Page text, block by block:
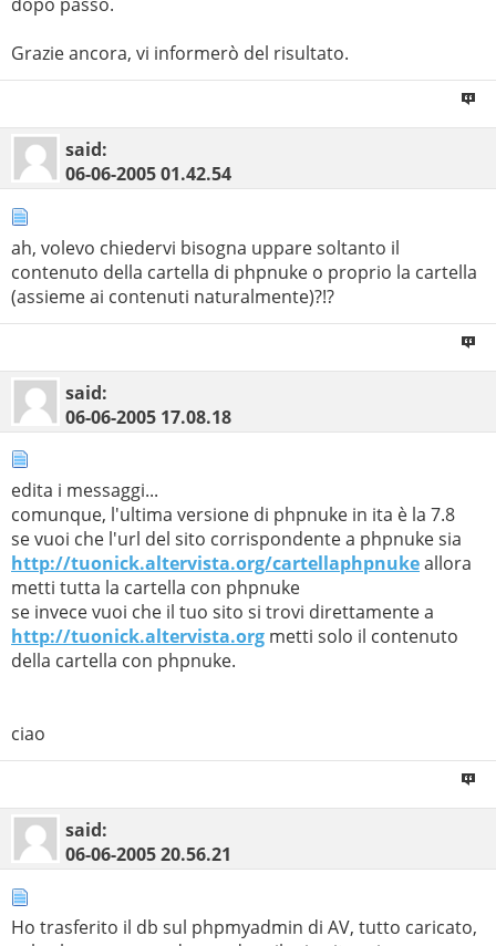
Grazie ancora, vi informerò del risultato.
said:
06-06-200501.42.54
ah, volevo chiedervi bisogna uppare soltanto il
contenuto della cartella di phpnuke o proprio la cartella
(assieme ai contenuti naturalmente)?!?
said:
06-06-2005 17.08.18
edita i messaggi...
comunque, l'ultima versione di phpnuke in ita è la 7.8
se vuoi che l'url del sito corrispondente a phpnuke sia
http://tuonick.altervista.org/cartellaphpnukeallora
metti tutta la cartella con phpnuke
se invece vuoi che il tuo sito si trovi direttamente a
http://tuonick.altervista.org metti solo il contenuto
della cartella con phpnuke.
ciao
said:
06-06-200520.56.21
Ho trasferito il db sul phpmyadmin di AV, tutto caricato,